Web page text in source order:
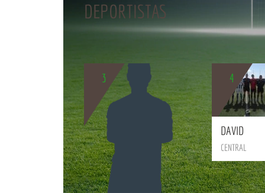
DEPORTISTAS
3
BIO
4
DAVID
CENTRAL
BIO